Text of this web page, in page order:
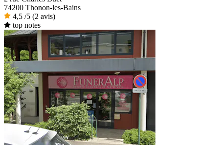
74200 Thonon-les-Bains
4,5 /5 (2 avis)
top notes